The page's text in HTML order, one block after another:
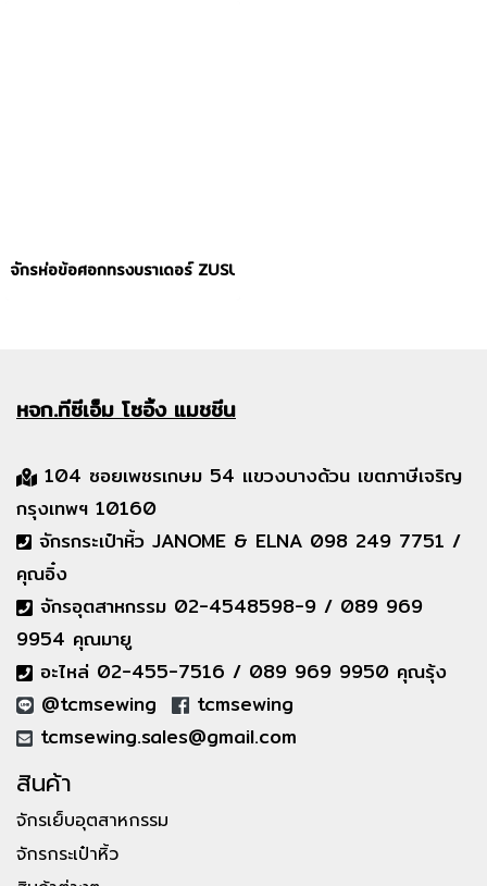
จักรห่อข้อศอกทรงบราเดอร์ ZUSUN รุ่น CM-927-PL
หจก.ทีซีเอ็มโซอิ้ง แมชชีน
104 ซอยเพชรเกษม 54 แขวงบางด้วน เขตภาษีเจริญ
กรุงเทพฯ 10160
จักรกระเป๋าหิ้ว JANOME & ELNA 098 249 7751 /
คุณอิ๋ง
จักรอุตสาหกรรม 02-4548598-9 / 089 969
9954 คุณมายู
อะไหล่ 02-455-7516 / 089 969 9950 คุณรุ้ง
@tcmsewing
tcmsewing
tcmsewing.sales@gmail.com
สินค้า
จักรเย็บอุตสาหกรรม
จักรกระเป๋าหิ้ว